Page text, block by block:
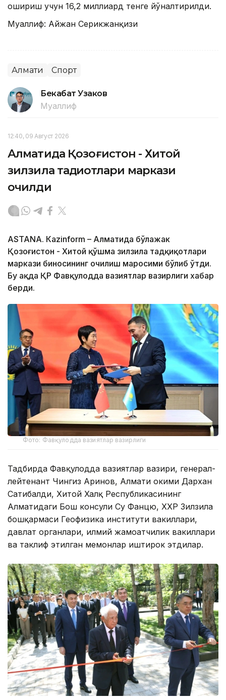
ошириш учун 16,2 миллиард тенге йўналтирилди.
Муаллиф: Айжан Серикжанқизи
Алмати Спорт
Бекабат Узаков
Муаллиф
12:40, 09 Август 2026
Алматида Қозоғистон - Хитой
зилзила тадқиқотлари маркази
очилди
ASTANА. Кazinform – Алматида бўлажак
Қозоғистон - Хитой қўшма зилзила тадқиқотлари
маркази биносининг очилиш маросими бўлиб ўтди.
Бу ҳақда ҚР Фавқулодда вазиятлар вазирлиги хабар
берди.
Фото: Фавқулодда вазиятлар вазирлиги
Тадбирда Фавқулодда вазиятлар вазири, генерал-
лейтенант Чингиз Аринов, Алмати ҳокими Дархан
Сатибалди, Хитой Халқ Республикасининг
Алматидаги Бош консули Су Фанцю, ХХР Зилзила
бошқармаси Геофизика институти вакиллари,
давлат органлари, илмий жамоатчилик вакиллари
ва таклиф этилган меҳмонлар иштирок этдилар.